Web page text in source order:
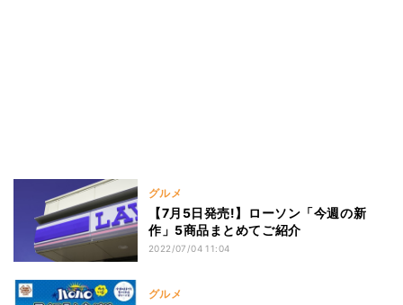
グルメ
【7月5日発売!】ローソン「今週の新
作」5商品まとめてご紹介
2022/07/04 11:04
グルメ